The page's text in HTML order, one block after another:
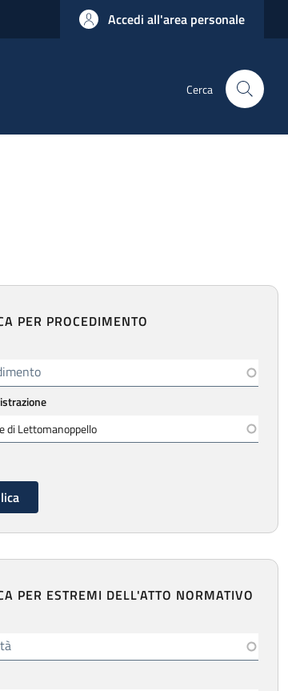
Accedi all'area personale
Cerca
PER PROCEDIMENTO
PER ESTREMI DELL'ATTO NORMATIVO